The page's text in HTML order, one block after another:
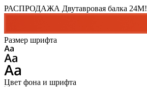
РАСПРОДАЖА Двутавровая балка 24M!
Размер шрифта
Цвет фона и шрифта